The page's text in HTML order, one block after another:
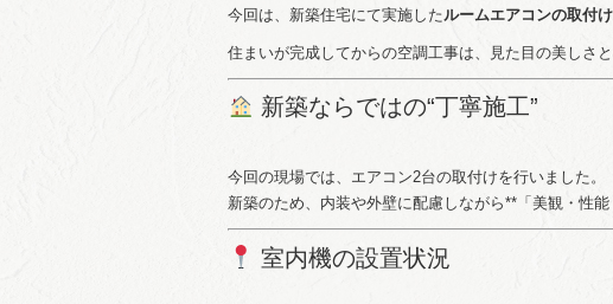
今回は、新築住宅にて実施したルームエアコンの取付
住まいが完成してからの空調工事は、見た目の美しさ
新築ならではの“丁寧施工”
今回の現場では、エアコン2台の取付けを行いました。
新築のため、内装や外壁に配慮しながら**「美観・性
室内機の設置状況